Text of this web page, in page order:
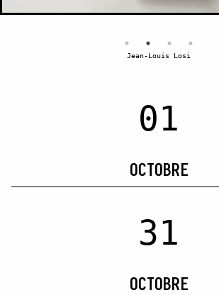
Jean-Louis Losi
01
OCTOBRE
31
OCTOBRE